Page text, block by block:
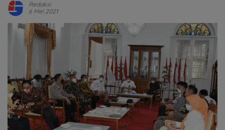
Redaksi
6 Mei 2021